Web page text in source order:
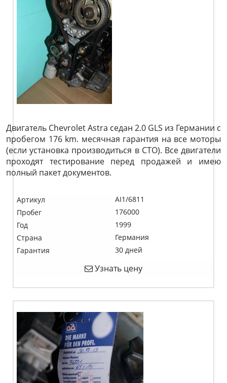
Двигатель Chevrolet Astra седан 2.0 GLS из Германии с
пробегом 176 km. месячная гарантия на все моторы
(если установка производиться в СТО). Все двигатели
проходят тестирование перед продажей и имею
полный пакет документов.
Артикул
AI1/6811
Пробег
176000
Год
1999
Страна
Германия
Гарантия
30 дней
Узнать цену